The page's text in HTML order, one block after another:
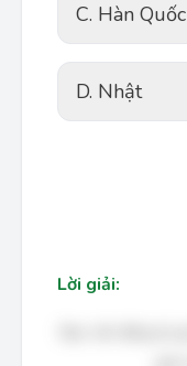
C. Hàn Quốc
D. Nhật
Lời giải: